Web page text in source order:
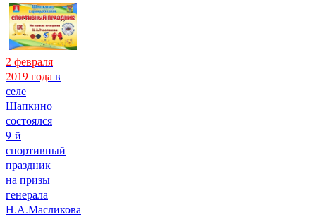
2 февраля
2019 года в
селе
Шапкино
состоялся
9-й
спортивный
праздник
на призы
генерала
Н.А.Масликова